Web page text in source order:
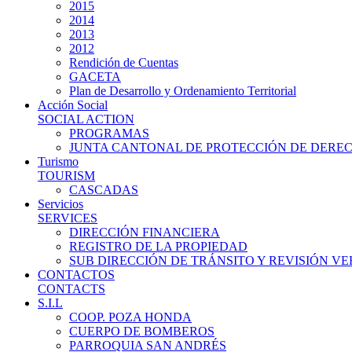
2015
2014
2013
2012
Rendición de Cuentas
GACETA
Plan de Desarrollo y Ordenamiento Territorial
Acción Social
SOCIAL ACTION
PROGRAMAS
JUNTA CANTONAL DE PROTECCIÓN DE
Turismo
TOURISM
CASCADAS
Servicios
SERVICES
DIRECCIÓN FINANCIERA
REGISTRO DE LA PROPIEDAD
SUB DIRECCIÓN DE TRÁNSITO Y REVISIÓN
CONTACTOS
CONTACTS
S.I.L
COOP. POZA HONDA
CUERPO DE BOMBEROS
PARROQUIA SAN ANDRÉS